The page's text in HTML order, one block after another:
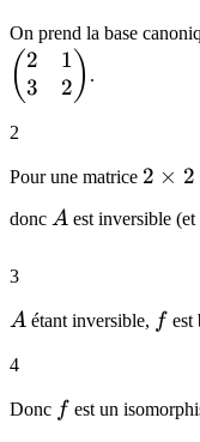
On prend la base
( 2
3
1
2 ) .
2
Pour une matrice 2
2
2 × 2
donc
A
A est inversible (et
3
A
A étant inversible, ff est
4
Donc ff est un